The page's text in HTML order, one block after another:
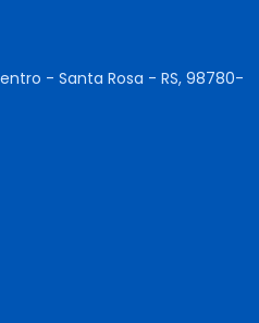
- Santa Rosa - RS, 98780-